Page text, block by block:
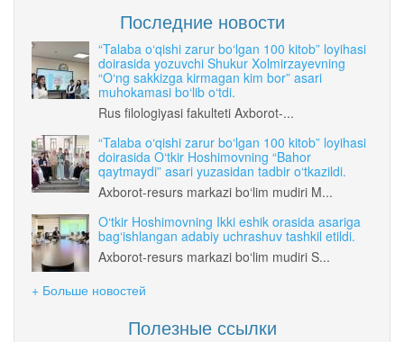
Последние новости
“Talaba o‘qishi zarur bo‘lgan 100 kitob” loyihasi
doirasida yozuvchi Shukur Xolmirzayevning
“O‘ng sakkizga kirmagan kim bor” asari
muhokamasi bo‘lib o‘tdi.
Rus filologiyasi fakulteti Axborot-...
“Talaba o‘qishi zarur bo‘lgan 100 kitob” loyihasi
doirasida O‘tkir Hoshimovning “Bahor
qaytmaydi” asari yuzasidan tadbir o‘tkazildi.
Axborot-resurs markazi bo‘lim mudiri M...
O‘tkir Hoshimovning Ikki eshik orasida asariga
bag‘ishlangan adabiy uchrashuv tashkil etildi.
Axborot-resurs markazi bo‘lim mudiri S...
+ Больше новостей
Полезные ссылки